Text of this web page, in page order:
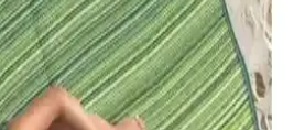
Çift Akülü Dal Kesme
Bahçe Kesim Çözümü
akü ile uzun süreli ve kolay bahçe
testeresi, ergonomik tasarımı ve